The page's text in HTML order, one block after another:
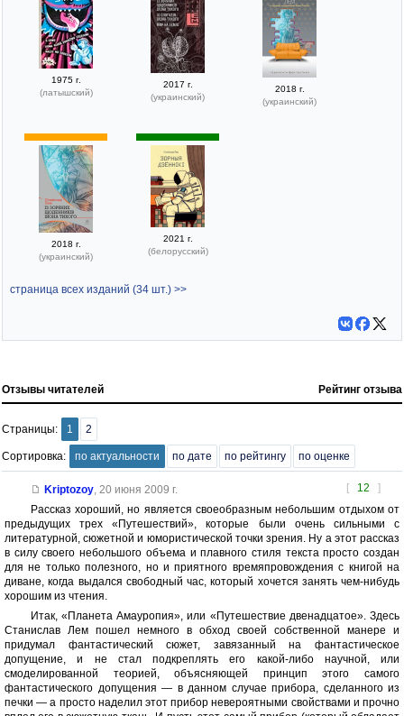
1975 г.
(латышский)
2017 г.
(украинский)
2018 г.
(украинский)
2018 г.
(украинский)
2021 г.
(белорусский)
страница всех изданий (34 шт.) >>
Отзывы читателей Рейтинг отзыва
Страницы: 1 2
Сортировка: по актуальности по дате по рейтингу по оценке
[ 12 ]
Kriptozoy, 20 июня 2009 г.
Рассказ хороший, но является своеобразным небольшим отдыхом от
предыдущих трех «Путешествий», которые были очень сильными с
литературной, сюжетной и юмористической точки зрения. Ну а этот рассказ
в силу своего небольшого объема и плавного стиля текста просто создан
для не только полезного, но и приятного времяпровождения с книгой на
диване, когда выдался свободный час, который хочется занять чем-нибудь
хорошим из чтения.
Итак, «Планета Амауропия», или «Путешествие двенадцатое». Здесь
Станислав Лем пошел немного в обход своей собственной манере и
придумал фантастический сюжет, завязанный на фантастическое
допущение, и не стал подкреплять его какой-либо научной, или
смоделированной теорией, объясняющей принцип этого самого
фантастического допущения — в данном случае прибора, сделанного из
печки — а просто наделил этот прибор невероятными свойствами и прочно